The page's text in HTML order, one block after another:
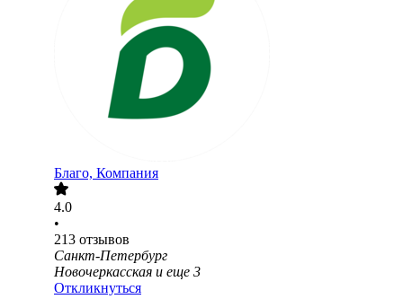
Благо, Компания
4.0
•
213 отзывов
Санкт-Петербург
Новочеркасская и еще 3
Откликнуться